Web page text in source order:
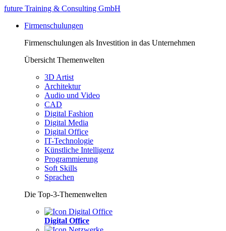
future Training & Consulting GmbH
Firmenschulungen
Firmenschulungen als Investition in das Unternehmen
Übersicht Themenwelten
3D Artist
Architektur
Audio und Video
CAD
Digital Fashion
Digital Media
Digital Office
IT-Technologie
Künstliche Intelligenz
Programmierung
Soft Skills
Sprachen
Die Top-3-Themenwelten
Digital Office